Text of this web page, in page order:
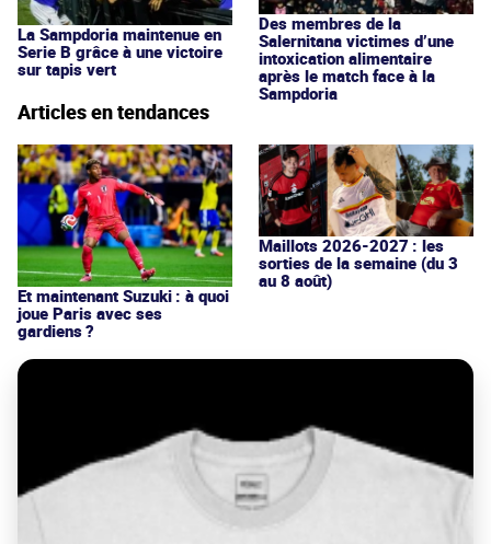
La Sampdoria maintenue en
Serie B grâce à une victoire
sur tapis vert
Des membres de la
Salernitana victimes d’une
intoxication alimentaire
après le match face à la
Sampdoria
Articles en tendances
Et maintenant Suzuki : à quoi
joue Paris avec ses
gardiens ?
Maillots 2026-2027 : les
sorties de la semaine (du 3
au 8 août)